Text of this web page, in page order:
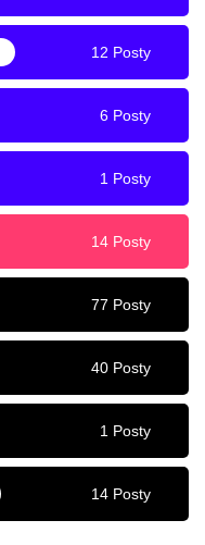
12 Posty
6 Posty
1 Posty
14 Posty
77 Posty
40 Posty
1 Posty
14 Posty